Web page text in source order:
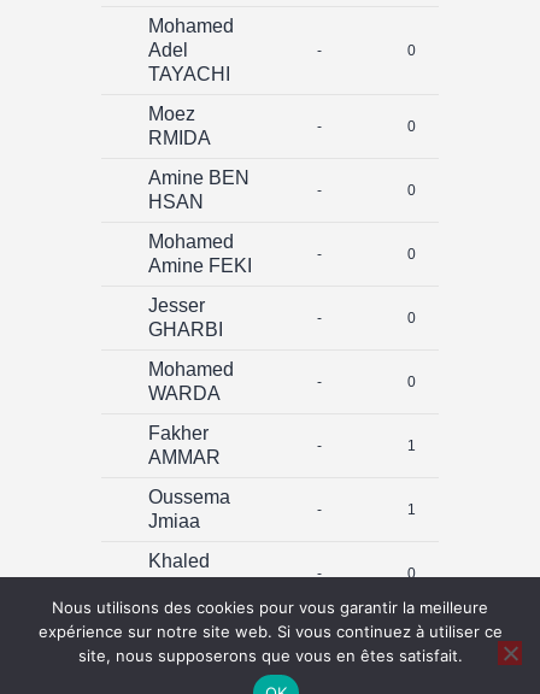
Mohamed
Adel
TAYACHI
- 0
Moez
RMIDA
- 0
Amine BEN
HSAN
- 0
Mohamed
Amine FEKI
- 0
Jesser
GHARBI
- 0
Mohamed
WARDA
- 0
Fakher
AMMAR
- 1
Oussema
Jmiaa
- 1
Khaled
- 0
Total 2 0
Nous utilisons des cookies pour vous garantir la meilleure
expérience sur notre site web. Si vous continuez à utiliser ce
site, nous supposerons que vous en êtes satisfait.